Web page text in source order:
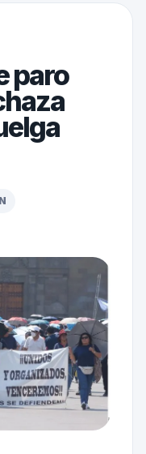
paro